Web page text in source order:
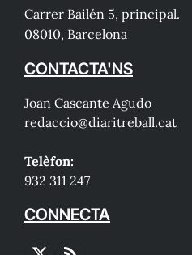
Carrer Bailén 5, principal.
08010, Barcelona
CONTACTA'NS
Joan Cascante Agudo
redaccio@diaritreball.cat
Telèfon:
932 311 247
CONNECTA